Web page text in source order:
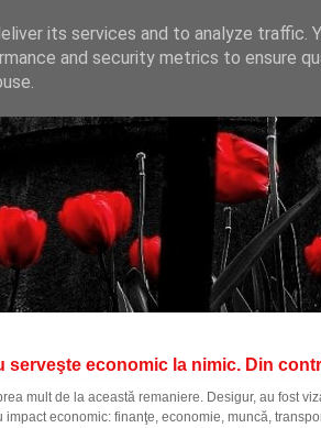
economice
serveşte economic la nimic. Din
mult de la această remaniere. Desigur, au fost
economic: finanţe, economie, muncă,
its services and to analyze traffic.
and security metrics to ensure